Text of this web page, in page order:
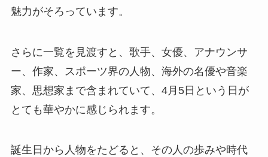
魅力がそろっています。
さらに一覧を見渡すと、歌手、女優、アナウンサ
ー、作家、スポーツ界の人物、海外の名優や音楽
家、思想家まで含まれていて、4月5日という日が
とても華やかに感じられます。
誕生日から人物をたどると、その人の歩みや時代